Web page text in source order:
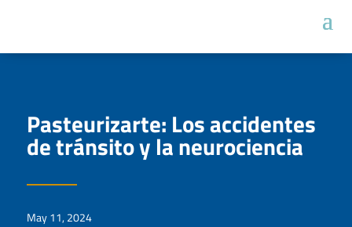
Pasteurizarte: Los accidentes
de tránsito y la neurociencia
May 11, 2024